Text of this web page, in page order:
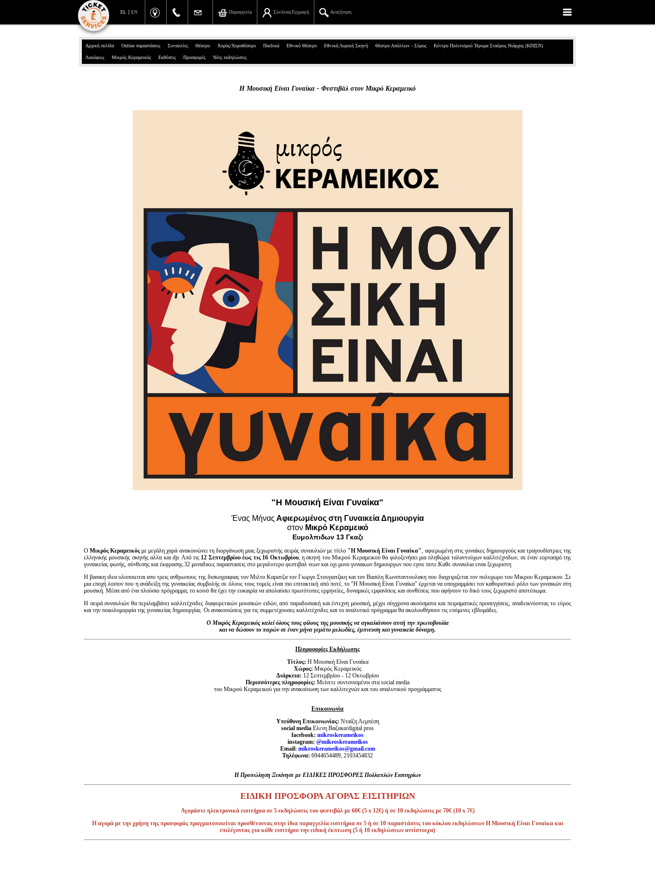
EN
EL Αναζήτηση
Σύνδεση/Εγγραφή
Παραγγελία
Πανεπιστημίου 39, Αθήνα
Αναζήτηση παραγγελίας
Προσωπικά Δεδομένα
Αρχική σελίδα Online παραστάσεις Συναυλίες Θέατρο Χορός/Χοροθέατρο Παιδικά Εθνικό Θέατρο Εθνική Λυρική Σκηνή Θέατρο Απόλλων - Σύρος Κέντρο Πολιτισμού Ίδρυμα Σταύρος Νιάρχος (ΚΠΙΣΝ)
Λυκόφως Μικρός Κεραμεικός Εκθέσεις Προσφορές Νέες εκδηλώσεις
Η Μουσική Είναι Γυναίκα - Φεστιβάλ στον Μικρό Κεραμεικό
"Η Μουσική Είναι Γυναίκα"
Ένας Μήνας Αφιερωμένος στη Γυναικεία Δημιουργία
στονΜικρό Κεραμεικό
Ευμολπιδων 13 Γκαζι
ΟΜικρός Κεραμεικός με μεγάλη χαρά ανακοινώνει τη διοργάνωση μιας ξεχωριστής σειράς συναυλιών με τίτλο "Η Μουσική Είναι Γυναίκα", αφιερωμένη στις γυναίκες δημιουργούς και τραγουδίστριες της
ελληνικής μουσικής σκηνής αλλα και djs Από τις 12 Σεπτεμβρίου έως τις 16 Οκτωβρίου, η σκηνή του Μικρού Κεραμεικού θα φιλοξενήσει μια πληθώρα ταλαντούχων καλλιτέχνιδων, σε έναν εορτασμό της
γυναικείας φωνής, σύνθεσης και έκφρασης.32 μοναδικες παραστασεις στο μεγαλυτερο φεστιβαλ νεων και οχι μονο γυναικων δημιουργων που εγινε ποτε.Καθε συναυλια ειναι ξεχωριστη
H βασικη ιδεα υλοποιειται απο τρεις ανθρωπους της δισκογραφιας τον Μιλτο Καρατζα τον Γιωργο Στουγιατζικη και τον Βασιλη Κωνσταντουλακη που διαχειριζεται τον πολυχωρο του Μικρου Κεραμεικου .Σε
μια εποχή λοιπον που η ανάδειξη της γυναικείας συμβολής σε όλους τους τομείς είναι πιο επιτακτική από ποτέ, το "Η Μουσική Είναι Γυναίκα" έρχεται να υπογραμμίσει τον καθοριστικό ρόλο των γυναικών στη
μουσική. Μέσα από ένα πλούσιο πρόγραμμα, το κοινό θα έχει την ευκαιρία να απολαύσει πρωτότυπες ερμηνείες, δυναμικές εμφανίσεις και συνθέσεις που αφήνουν το δικό τους ξεχωριστό αποτύπωμα.
Η σειρά συναυλιών θα περιλαμβάνει καλλιτέχνιδες διαφορετικών μουσικών ειδών, από παραδοσιακή και έντεχνη μουσική, μέχρι σύγχρονα ακούσματα και πειραματικές προσεγγίσεις, αναδεικνύοντας το εύρος
και την ποικιλομορφία της γυναικείας δημιουργίας. Οι ανακοινώσεις για τις συμμετέχουσες καλλιτέχνιδες και το αναλυτικό πρόγραμμα θα ακολουθήσουν τις επόμενες εβδομάδες.
Ο Μικρός Κεραμεικός καλεί όλους τους φίλους της μουσικής να αγκαλιάσουν αυτή την πρωτοβουλία
και να δώσουν το παρών σε έναν μήνα γεμάτο μελωδίες, έμπνευση και γυναικεία δύναμη.
Πληροφορίες Εκδήλωσης
Τίτλος: Η Μουσική Είναι Γυναίκα
Χώρος: Μικρός Κεραμεικός
Διάρκεια: 12 Σεπτεμβρίου - 12 Οκτωβρίου
Περισσότερες πληροφορίες: Μείνετε συντονισμένοι στα social media
του Μικρού Κεραμεικού για την ανακοίνωση των καλλιτεχνών και του αναλυτικού προγράμματος
Επικοινωνία
Υπεύθυνη Επικοινωνίας: Νταίζη Λεμπέση
social media Ελενη Βαζακα/digital pros
facebook: mikroskerameikos
instagram: @mikroskerameikos
Email: mikroskerameikos@gmail.com
Τηλέφωνα: 6944654489, 2103454832
Η Προπώληση Ξεκίνησε με ΕΙΔΙΚΕΣ ΠΡΟΣΦΟΡΕΣ Πολλαπλών Εισιτηρίων
ΕΙΔΙΚΗ ΠΡΟΣΦΟΡΑ ΑΓΟΡΑΣ ΕΙΣΙΤΗΡΙΩΝ
Αγοράστε ηλεκτρονικά εισιτήρια σε 5 εκδηλώσεις του φεστιβάλ με 60€ (5 x 12€) ή σε 10 εκδηλώσεις με 70€ (10 x 7€)
Η αγορά με την χρήση της προσφοράς πραγματοποιείται προσθέτοντας στην ίδια παραγγελία εισιτήρια σε 5 ή σε 10 παραστάσεις του κύκλου εκδηλώσεων Η Μουσική Είναι Γυναίκα και
επιλέγοντας για κάθε εισιτήριο την ειδική έκπτωση (5 ή 10 εκδηλώσεων αντίστοιχα)